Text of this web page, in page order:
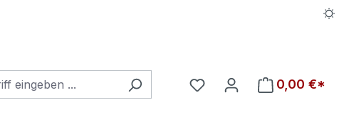
Du hast 0 Produkte auf
0,00 €*